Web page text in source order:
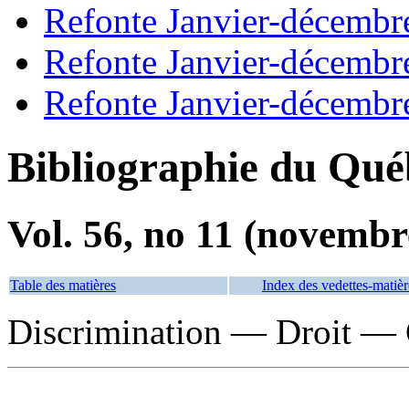
Refonte Janvier-
Refonte Janvier-
Refonte Janvier-
Bibliographie du
Vol. 56, no 11
Table des matières Index des vedettes-
Discrimination — Droit —